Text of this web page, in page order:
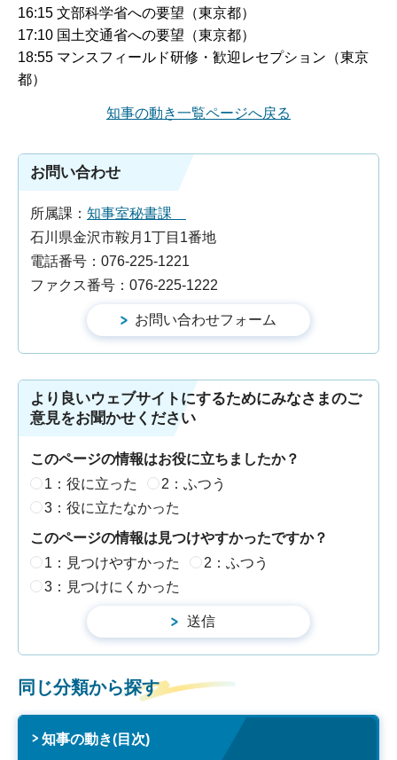
16:15 文部科学省への要望（東京都）
17:10 国土交通省への要望（東京都）
18:55 マンスフィールド研修・歓迎レセプション（東京
都）
知事の動き一覧ページへ戻る
お問い合わせ
所属課： 知事室秘書課
石川県金沢市鞍月1丁目1番地
電話番号：076-225-1221
ファクス番号：076-225-1222
より良いウェブサイトにするためにみなさまのご
意見をお聞かせください
このページの情報はお役に立ちましたか？
1：役に立った
2：ふつう
3：役に立たなかった
このページの情報は見つけやすかったですか？
1：見つけやすかった
2：ふつう
3：見つけにくかった
同じ分類から探す
知事の動き(目次)